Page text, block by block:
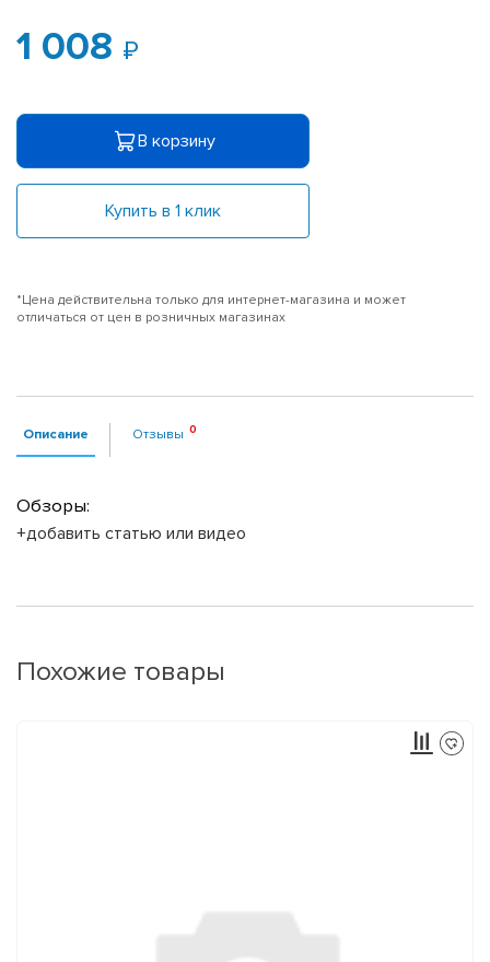
1 008
В корзину
Купить в 1 клик
*Цена действительна только для интернет-магазина и может
отличаться от цен в розничных магазинах
Описание Отзывы
Обзоры:
+добавить статью или видео
Похожие товары